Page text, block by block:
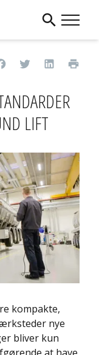
LIFT
kompakte,
nye
bliver kun